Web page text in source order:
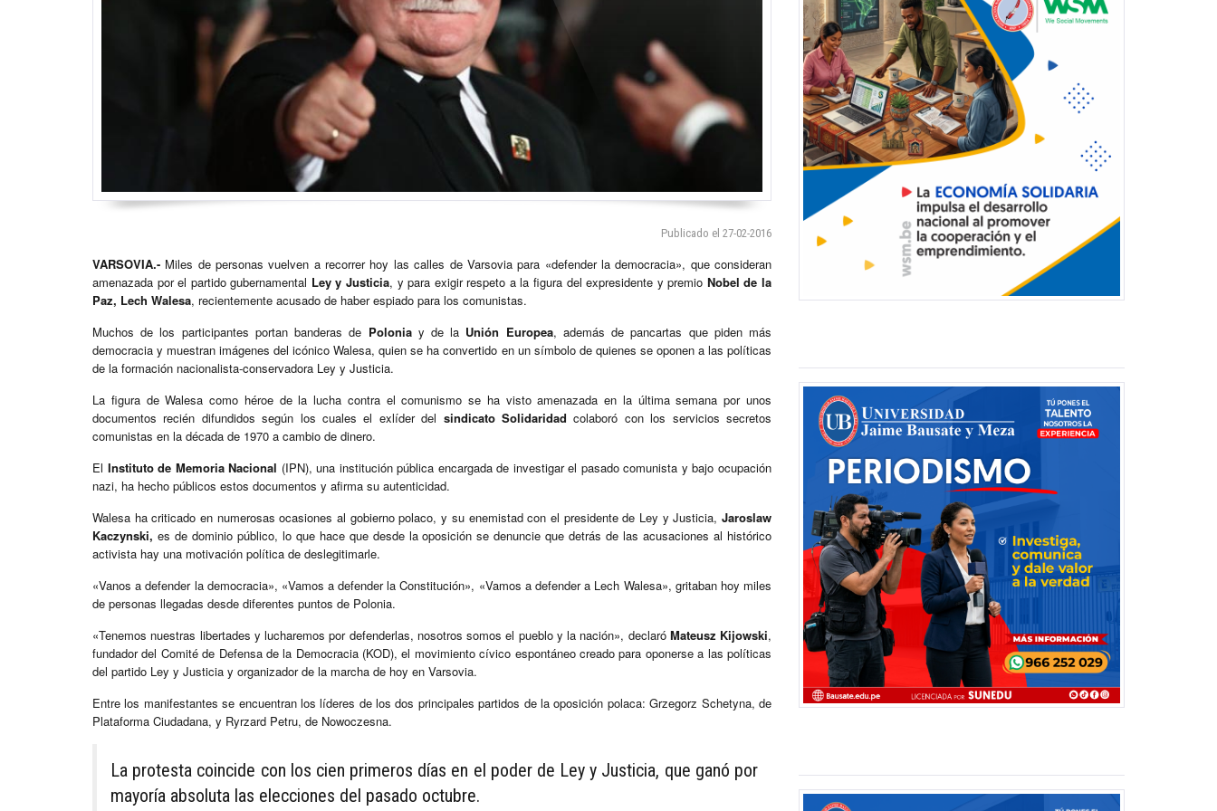
Publicado el 27-02-2016
VARSOVIA.- Miles de personas vuelven a recorrer hoy las calles de Varsovia para «defender la democracia», que consideran
amenazada por el partido gubernamental Ley y Justicia, y para exigir respeto a la figura del expresidente y premio Nobel de la
Paz, Lech Walesa, recientemente acusado de haber espiado para los comunistas.
Muchos de los participantes portan banderas de Poloniay de la Unión Europea, además de pancartas que piden más
democracia y muestran imágenes del icónico Walesa, quien se ha convertido en un símbolo de quienes se oponen a las políticas
de la formación nacionalista-conservadora Ley y Justicia.
La figura de Walesa como héroe de la lucha contra el comunismo se ha visto amenazada en la última semana por unos
documentos recién difundidos según los cuales el exlíder del sindicato Solidaridad colaboró con los servicios secretos
comunistas en la década de 1970 a cambio de dinero.
El Instituto de Memoria Nacional (IPN), una institución pública encargada de investigar el pasado comunista y bajo ocupación
nazi, ha hecho públicos estos documentos y afirma su autenticidad.
Walesa ha criticado en numerosas ocasiones al gobierno polaco, y su enemistad con el presidente de Ley y Justicia, Jaroslaw
Kaczynski, es de dominio público, lo que hace que desde la oposición se denuncie que detrás de las acusaciones al histórico
activista hay una motivación política de deslegitimarle.
«Vanos a defender la democracia», «Vamos a defender la Constitución», «Vamos a defender a Lech Walesa», gritaban hoy miles
de personas llegadas desde diferentes puntos de Polonia.
«Tenemos nuestras libertades y lucharemos por defenderlas, nosotros somos el pueblo y la nación», declaró Mateusz Kijowski,
fundador del Comité de Defensa de la Democracia (KOD), el movimiento cívico espontáneo creado para oponerse a las políticas
del partido Ley y Justicia y organizador de la marcha de hoy en Varsovia.
Entre los manifestantes se encuentran los líderes de los dos principales partidos de la oposición polaca: Grzegorz Schetyna, de
Plataforma Ciudadana, y Ryrzard Petru, de Nowoczesna.
La protesta coincide con los cien primeros días en el poder de Ley y Justicia, que ganó por
mayoría absoluta las elecciones del pasado octubre.